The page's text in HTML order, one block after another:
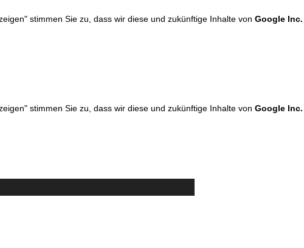
stimmen Sie zu, dass wir diese und zukünftige Inhalte von Google Inc.
stimmen Sie zu, dass wir diese und zukünftige Inhalte von Google Inc.